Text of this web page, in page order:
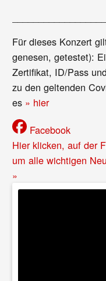
Für dieses Konzert
genesen, getestet):
Zertifikat, ID/Pass
zu den geltenden
es » hier
Facebook
Hier klicken, auf der
um alle wichtigen
»